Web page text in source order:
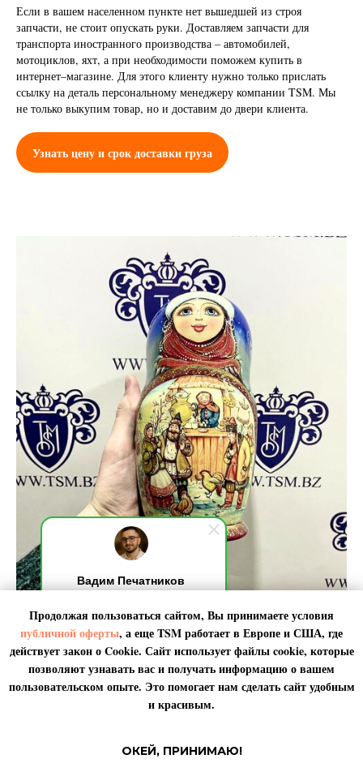
Вадим Печатников
обычно отвечаю за 10 секунд.
По любым вопросами пишите
мне. Я онлайн.
Продолжая пользоваться сайтом, Вы принимаете условия
публичной оферты, а еще TSM работает в ЕвропеиСША, где
действует закон о Cookie. Сайт использует файлы cookie, которые
позволяют узнавать вас и получать информацию о вашем
пользовательском опыте. Это помогает нам сделать сайт удобным
и красивым.
ОКЕЙ, ПРИНИМАЮ!
Если в вашем населенном пункте нет вышедшей из строя
запчасти, не стоит опускать руки. Доставляем запчасти для
транспорта иностранного производства – автомобилей,
мотоциклов, яхт, а при необходимости поможем купить в
интернет–магазине. Для этого клиенту нужно только прислать
ссылку на деталь персональному менеджеру компании TSM. Мы
не только выкупим товар, но и доставим до двери клиента.
Узнать цену и срок доставки груза
Подарки для родных и близких
Для родных и близких всегда хочется самого лучшего, важно
оставаться на связи, не забывать про дни рождения и памятные
даты. Радуйте самых важных людей даже за тысячи километров и
на другом континенте. Доставляем товары известных брендов,
Узнать цену и срок доставки подарков